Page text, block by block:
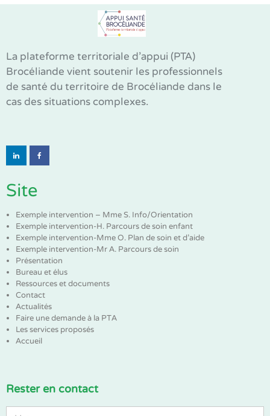
La plateforme territoriale d’appui (PTA)
Brocéliande vient soutenir les professionnels
de santé du territoire de Brocéliande dans le
cas des situations complexes.
Site
Exemple intervention – Mme S. Info/Orientation
Exemple intervention-H. Parcours de soin enfant
Exemple intervention-Mme O. Plan de soin et d’aide
Exemple intervention-Mr A. Parcours de soin
Présentation
Bureau et élus
Ressources et documents
Contact
Actualités
Faire une demande à la PTA
Les services proposés
Accueil
Rester en contact